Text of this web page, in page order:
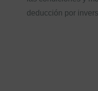
deducción por